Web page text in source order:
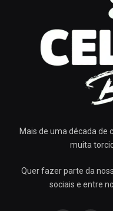
Mais de uma década de
muita
Quer fazer parte da
sociais e entre